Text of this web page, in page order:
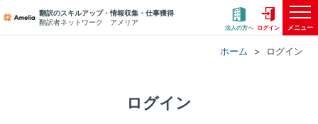
翻訳のスキルアップ・情報収集・仕事獲得
翻訳者ネットワーク アメリア
法人の方へ ログイン メニュー
ホーム ログイン
ログイン